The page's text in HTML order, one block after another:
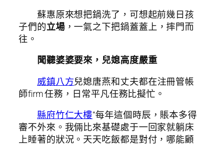
蘇惠原來想把鍋洗了，可想起前幾日孩
子們的立場，一氣之下把鍋蓋蓋上，摔門而
往。
聞聽婆婆要來，兒媳高度嚴重
威鎮八方兒媳唐燕和丈夫都在注冊管帳
師firm 任務，日常平凡任務比擬忙。
縣府竹仁大樓“每年這個時辰，賬本多得
審不外來。我倆比來基礎處于一回家就躺床
上睡著的狀況。天天吃飯都是對付，哪能顧